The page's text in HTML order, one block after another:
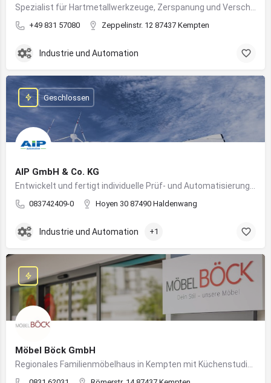
+49 831 57080 Zeppelinstr. 12 87437 Kempten
Industrie und Automation
AIP GmbH & Co. KG
083742409-0 Hoyen 30 87490 Haldenwang
Geschlossen
Industrie und Automation +1
Möbel Böck GmbH